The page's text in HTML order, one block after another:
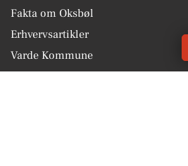
Fakta om Oksbøl
Erhvervsartikler
Varde Kommune
Få en gratis salgsvurdering